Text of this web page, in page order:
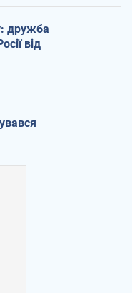
дружба
від